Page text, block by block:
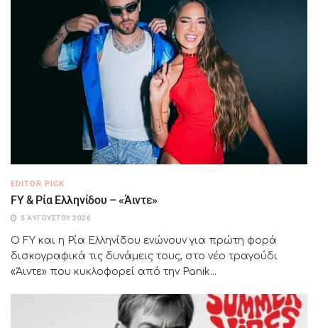
EDITOR PICK
FY & Ρία Ελληνίδου – «Άιντε»
5 ΑΥΓΟΎΣΤΟΥ 2026
Ο FY και η Ρία Ελληνίδου ενώνουν για πρώτη φορά
δισκογραφικά τις δυνάμεις τους, στο νέο τραγούδι
«Άιντε» που κυκλοφορεί από την Panik...